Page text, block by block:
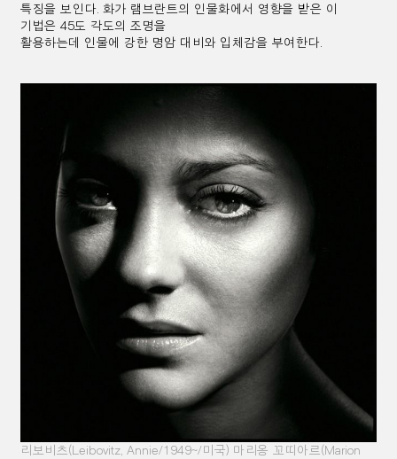
특징을 보인다. 화가 램브란트의 인물화에서 영향을 받은 이
기법은45도 각도의 조명을
활용하는데 인물에 강한 명암 대비와 입체감을 부여한다.
리보비츠 (Leibovitz, Annie/1949~/미국) 마리옹 꼬띠아르 (Marion